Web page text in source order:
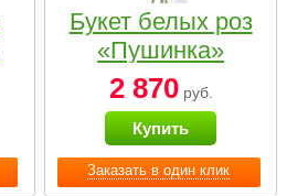
Заказать в один клик
Букет белых роз
«Пушинка»
2 870руб.
Купить